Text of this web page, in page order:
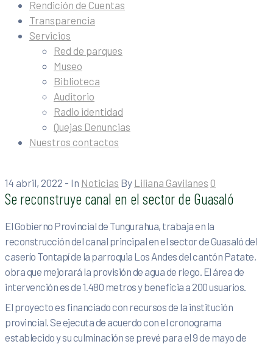
Rendición de Cuentas
Transparencia
Servicios
Red de parques
Museo
Biblioteca
Auditorio
Radio identidad
Quejas Denuncias
Nuestros contactos
14 abril, 2022 - In Noticias By Liliana Gavilanes 0
Se reconstruye canal en el sector de Guasaló
El Gobierno Provincial de Tungurahua, trabaja en la
reconstrucción del canal principal en el sector de Guasaló del
caserío Tontapí de la parroquia Los Andes del cantón Patate,
obra que mejorará la provisión de agua de riego. El área de
intervención es de 1.480 metros y beneficia a 200 usuarios.
El proyecto es financiado con recursos de la institución
provincial. Se ejecuta de acuerdo con el cronograma
establecido y su culminación se prevé para el 9 de mayo de